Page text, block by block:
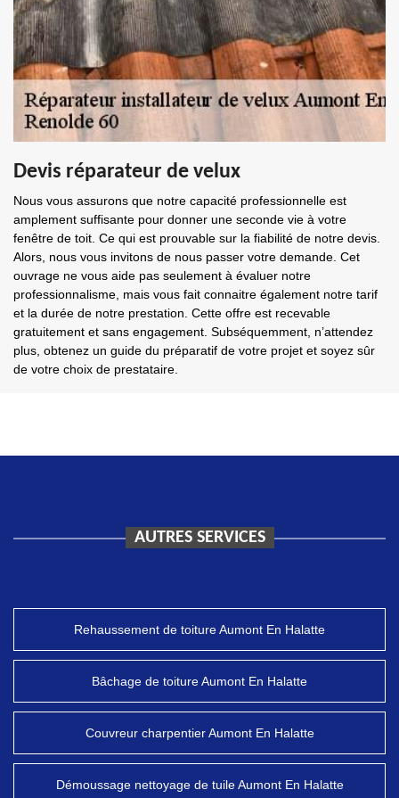
Devis réparateur de velux
Nous vous assurons que notre capacité professionnelle est
amplement suffisante pour donner une seconde vie à votre
fenêtre de toit. Ce qui est prouvable sur la fiabilité de notre devis.
Alors, nous vous invitons de nous passer votre demande. Cet
ouvrage ne vous aide pas seulement à évaluer notre
professionnalisme, mais vous fait connaitre également notre tarif
et la durée de notre prestation. Cette offre est recevable
gratuitement et sans engagement. Subséquemment, n’attendez
plus, obtenez un guide du préparatif de votre projet et soyez sûr
de votre choix de prestataire.
AUTRES SERVICES
Rehaussement de toiture Aumont En Halatte
Bâchage de toiture Aumont En Halatte
Couvreur charpentier Aumont En Halatte
Démoussage nettoyage de tuile Aumont En Halatte